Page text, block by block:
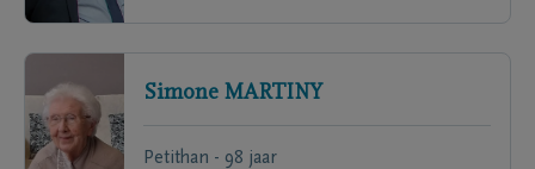
Simone MARTINY
Petithan - 98 jaar